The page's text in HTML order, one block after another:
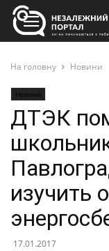
На головну Новини
Новини
ДТЭК
изучить
17.01.2017